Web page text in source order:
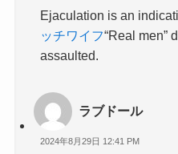
Ejaculation is an
ッチワイフ“Real men”
assaulted.
ラブドール
2024年8月29日 12:41 PM